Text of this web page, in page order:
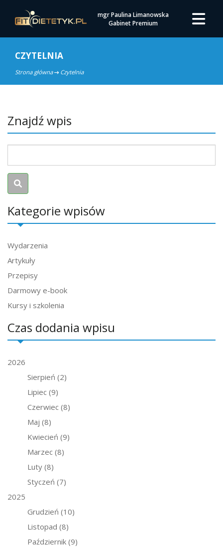
mgr Paulina Limanowska
Gabinet Premium
CZYTELNIA
Strona główna Czytelnia
Znajdź wpis
Kategorie wpisów
Wydarzenia
Artykuły
Przepisy
Darmowy e-book
Kursy i szkolenia
Czas dodania wpisu
2026
Sierpień (2)
Lipiec (9)
Czerwiec (8)
Maj (8)
Kwiecień (9)
Marzec (8)
Luty (8)
Styczeń (7)
2025
Grudzień (10)
Listopad (8)
Październik (9)